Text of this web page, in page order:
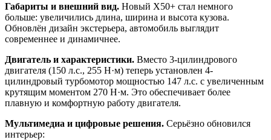
Габариты и внешний вид. Новый X50+ стал немного
больше: увеличились длина, ширина и высота кузова.
Обновлён дизайн экстерьера, автомобиль выглядит
современнее и динамичнее.
Двигатель и характеристики. Вместо 3-цилиндрового
двигателя (150 л.с., 255 Н·м) теперь установлен 4-
цилиндровый турбомотор мощностью 147 л.с. с увеличенным
крутящим моментом 270 Н·м. Это обеспечивает более
плавную и комфортную работу двигателя.
Мультимедиа и цифровые решения. Серьёзно обновился
интерьер: